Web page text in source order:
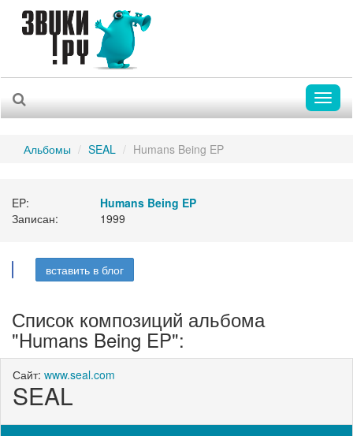
Альбомы SEAL Humans Being EP
EP:
Humans Being EP
Записан:
1999
вставить в блог
Список композиций альбома
"Humans Being EP":
Сайт: www.seal.com
SEAL